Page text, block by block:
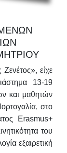
είχε
13-19
και μαθητών
στο
Erasmus+
του
εξαιρετική